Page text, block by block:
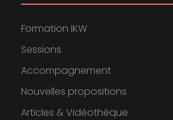
Formation IKW
Sessions
Accompagnement
Nouvelles propositions
Articles & Vidéothèque